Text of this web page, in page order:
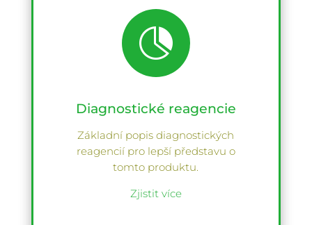

Diagnostické reagencie
Základní popis diagnostických
reagencií pro lepší představu o
tomto produktu.
Zjistit více